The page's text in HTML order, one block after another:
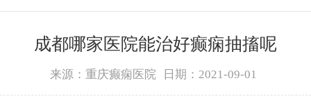
成都哪家医院能治好癫痫抽搐呢
来源：重庆癫痫医院 日期：2021-09-01